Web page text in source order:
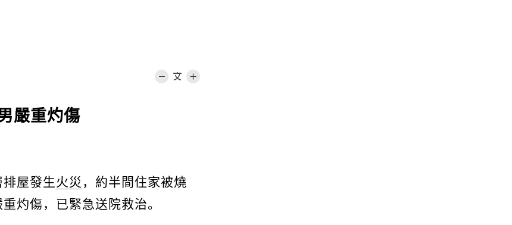
嚴重灼傷
屋發生 火災 ，約半間住家被燒
灼傷，已緊急送院救治。